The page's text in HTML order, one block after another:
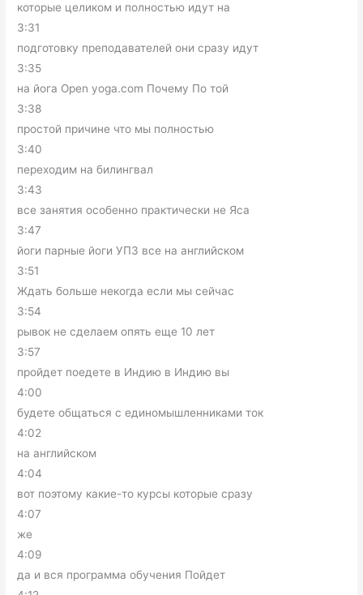
которые целиком и полностью идут на
3:31
подготовку преподавателей они сразу идут
3:35
на йога Open yoga.com Почему По той
3:38
простой причине что мы полностью
3:40
переходим на билингвал
3:43
все занятия особенно практически не Яса
3:47
йоги парные йоги УПЗ все на английском
3:51
Ждать больше некогда если мы сейчас
3:54
рывок не сделаем опять еще 10 лет
3:57
пройдет поедете в Индию в Индию вы
4:00
будете общаться с единомышленниками ток
4:02
на английском
4:04
вот поэтому какие-то курсы которые сразу
4:07
же
4:09
да и вся программа обучения Пойдет